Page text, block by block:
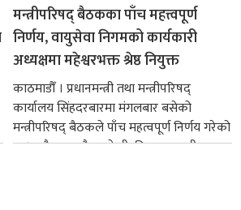
मन्त्रीपरिषद् बैठकका पाँच महत्त्वपूर्ण
निर्णय, वायुसेवा निगमको कार्यकारी
अध्यक्षमा महेश्वरभक्त श्रेष्ठ नियुक्त
काठमाडौँ । प्रधानमन्त्री तथा मन्त्रीपरिषद्
कार्यालय सिंहदरबारमा मंगलबार बसेको
मन्त्रीपरिषद् बैठकले पाँच महत्वपूर्ण निर्णय गरेको
छ । यसैक्रममा बैडकले बीउबिजनसम्बन्धी...